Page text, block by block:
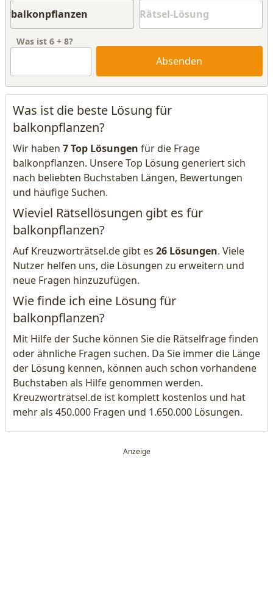
Was ist 6 + 8?
Absenden
Was ist die beste Lösung für
balkonpflanzen?
Wir haben 7 Top Lösungen für die Frage
balkonpflanzen. Unsere Top Lösung generiert sich
nach beliebten Buchstaben Längen, Bewertungen
und häufige Suchen.
Wieviel Rätsellösungen gibt es für
balkonpflanzen?
Auf Kreuzworträtsel.de gibt es 26 Lösungen. Viele
Nutzer helfen uns, die Lösungen zu erweitern und
neue Fragen hinzuzufügen.
Wie finde ich eine Lösung für
balkonpflanzen?
Mit Hilfe der Suche können Sie die Rätselfrage finden
oder ähnliche Fragen suchen. Da Sie immer die Länge
der Lösung kennen, können auch schon vorhandene
Buchstaben als Hilfe genommen werden.
Kreuzworträtsel.de ist komplett kostenlos und hat
mehr als 450.000 Fragen und 1.650.000 Lösungen.